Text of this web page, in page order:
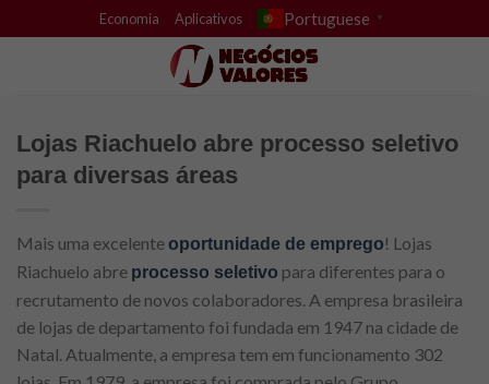
to
Economia Aplicativos Portuguese ▼
Lojas Riachuelo abre processo seletivo
para diversas áreas
Mais uma excelenteoportunidade de emprego! Lojas
Riachuelo abre processo seletivo para diferentes para o
recrutamento de novos colaboradores. A empresa brasileira
de lojas de departamento foi fundada em 1947 na cidade de
Natal. Atualmente, a empresa tem em funcionamento 302